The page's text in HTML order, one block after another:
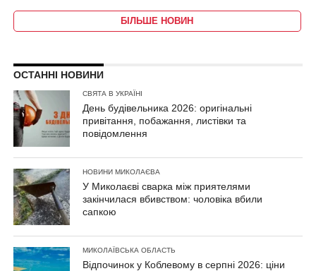
БІЛЬШЕ НОВИН
ОСТАННІ НОВИНИ
СВЯТА В УКРАЇНІ
День будівельника 2026: оригінальні
привітання, побажання, листівки та
повідомлення
НОВИНИ МИКОЛАЄВА
У Миколаєві сварка між приятелями
закінчилася вбивством: чоловіка вбили
сапкою
МИКОЛАЇВСЬКА ОБЛАСТЬ
Відпочинок у Коблевому в серпні 2026: ціни